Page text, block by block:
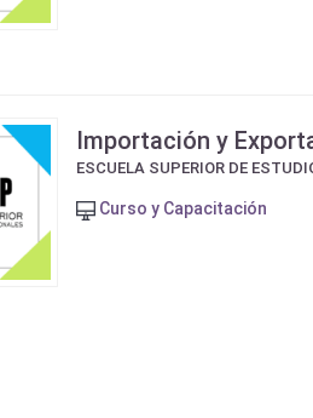
Importación y
ESCUELA SUPERIOR DE
Curso y Capacitación